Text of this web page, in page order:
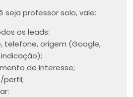
seja professor solo, vale:
os leads:
telefone, origem (Google,
de interesse;
perfil;